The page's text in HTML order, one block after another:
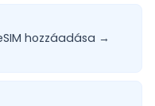
hozzáadása →